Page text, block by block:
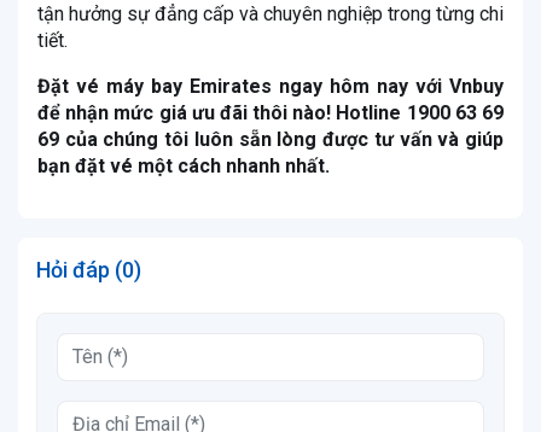
tận hưởng sự đẳng cấp và chuyên nghiệp trong từng chi
tiết.
Đặt vé máy bay Emirates ngay hôm nay với Vnbuy
để nhận mức giá ưu đãi thôi nào! Hotline 1900 63 69
69 của chúng tôi luôn sẵn lòng được tư vấn và giúp
bạn đặt vé một cách nhanh nhất.
Hỏi đáp (0)